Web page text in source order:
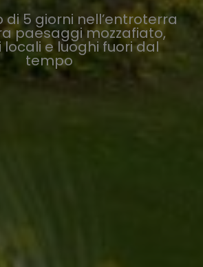
di 5 giorni nell’entroterra
paesaggi mozzafiato,
locali e luoghi fuori dal
tempo